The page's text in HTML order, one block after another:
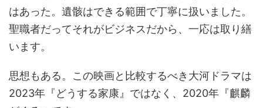
はあった。遺骸はできる範囲で丁寧に扱いました。
聖職者だってそれがビジネスだから、一応は取り繕
います。
思想もある。この映画と比較するべき大河ドラマは
2023年『どうする家康』ではなく、2020年『麒麟